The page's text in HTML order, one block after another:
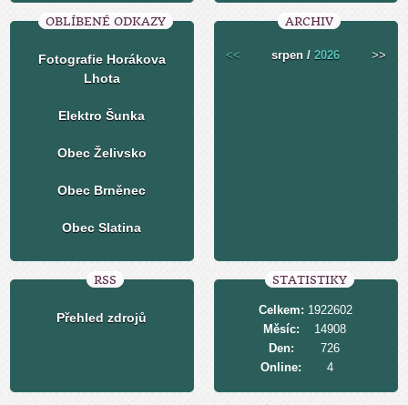
OBLÍBENÉ ODKAZY
Fotografie Horákova
Lhota
Elektro Šunka
Obec Želivsko
Obec Brněnec
Obec Slatina
ARCHIV
<< srpen /2026 >>
RSS
Přehled zdrojů
STATISTIKY
Online: 4
Celkem: 1922602
Měsíc:
14908
Den:
726